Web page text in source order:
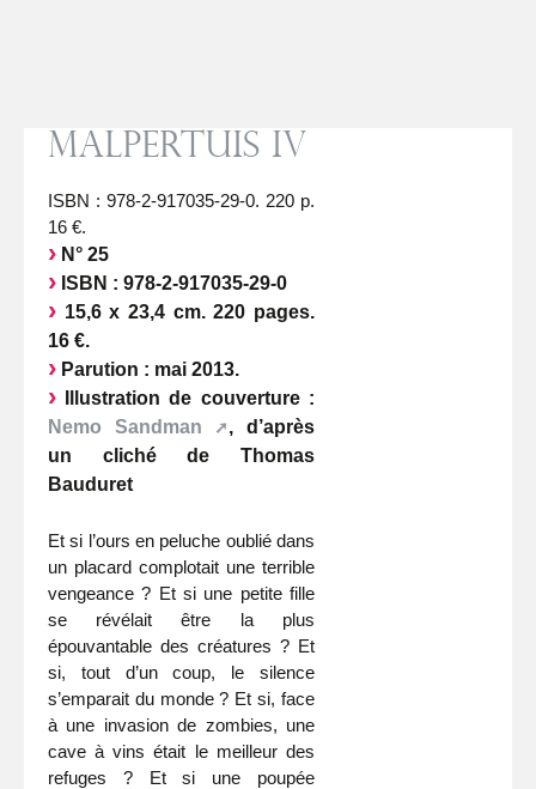
Malpertuis IV
ISBN : 978-2-917035-29-0. 220 p.
16 €.
N° 25
ISBN : 978-2-917035-29-0
15,6 x 23,4 cm. 220 pages.
16 €.
Parution : mai 2013.
Illustration de couverture :
Nemo Sandman
, d’après
un cliché de Thomas
Bauduret
Et si l’ours en peluche oublié dans
un placard complotait une terrible
vengeance ? Et si une petite fille
se révélait être la plus
épouvantable des créatures ? Et
si, tout d’un coup, le silence
s’emparait du monde ? Et si, face
à une invasion de zombies, une
cave à vins était le meilleur des
refuges ? Et si une poupée